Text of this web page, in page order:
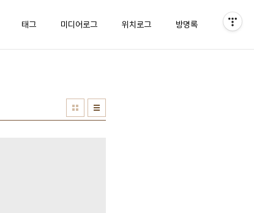
태그 미디어로그 위치로그 방명록